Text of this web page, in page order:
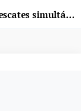
La semana comienza con dos rescates simultáneos en Picos, uno en Cabrales y otro en León